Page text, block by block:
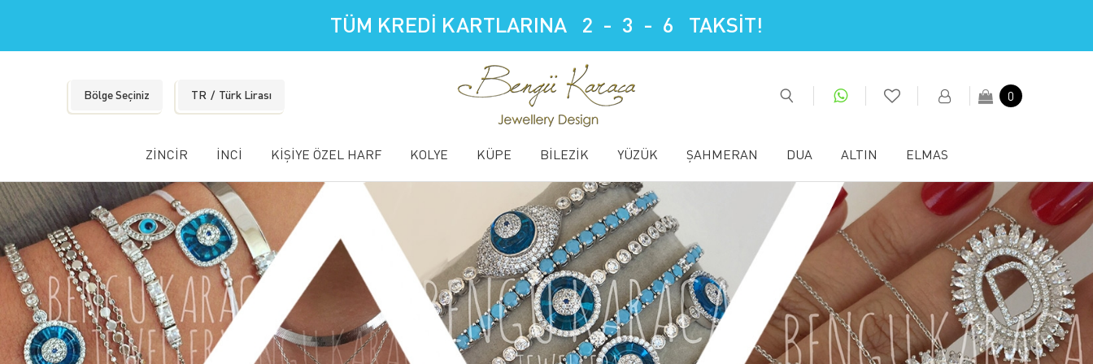
TÜM KREDİ KARTLARINA 2 - 3 - 6 TAKSİT!
Bölge Seçiniz TR Türk Lirası 0
ZİNCİR İNCİ KİŞİYE ÖZEL HARF KOLYE KÜPE BİLEZİK YÜZÜK ŞAHMERAN DUA ALTIN ELMAS